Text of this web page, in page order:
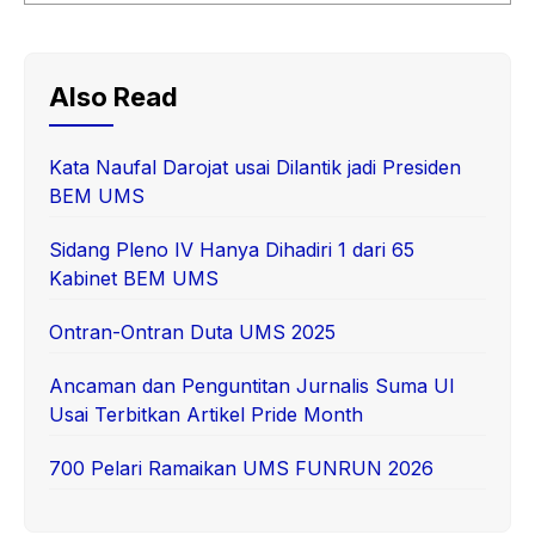
Also Read
Kata Naufal Darojat usai Dilantik jadi Presiden
BEM UMS
Sidang Pleno IV Hanya Dihadiri 1 dari 65
Kabinet BEM UMS
Ontran-Ontran Duta UMS 2025
Ancaman dan Penguntitan Jurnalis Suma UI
Usai Terbitkan Artikel Pride Month
700 Pelari Ramaikan UMS FUNRUN 2026